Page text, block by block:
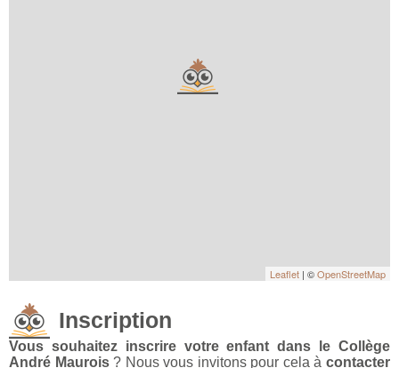
Leaflet | ©OpenStreetMap
Inscription
Vous souhaitez inscrire votre enfant dans le Collège
André Maurois? Nous vous invitons pour cela àcontacter